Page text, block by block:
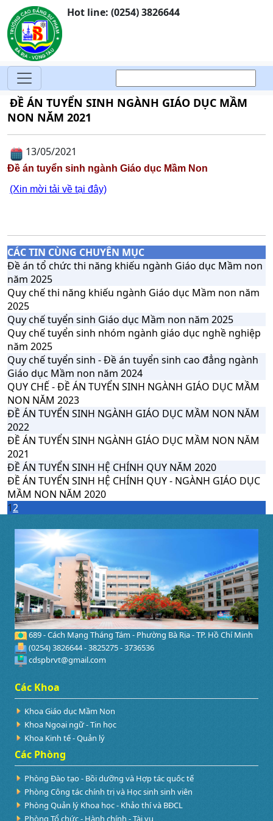
Hot line: (0254) 3826644
ĐỀ ÁN TUYỂN SINH NGÀNH GIÁO DỤC MẦM
NON NĂM 2021
13/05/2021
Đề án tuyển sinh ngành Giáo dục Mầm Non
(Xin mời tải về tại đây)
CÁC TIN CÙNG CHUYÊN MỤC
Đề án tổ chức thi năng khiếu ngành Giáo dục Mầm non
năm 2025
Quy chế thi năng khiếu ngành Giáo dục Mầm non năm
2025
Quy chế tuyển sinh Giáo dục Mầm non năm 2025
Quy chế tuyển sinh nhóm ngành giáo dục nghề nghiệp
năm 2025
Quy chế tuyển sinh - Đề án tuyển sinh cao đẳng ngành
Giáo dục Mầm non năm 2024
QUY CHẾ - ĐỀ ÁN TUYỂN SINH NGÀNH GIÁO DỤC MẦM
NON NĂM 2023
ĐỀ ÁN TUYỂN SINH NGÀNH GIÁO DỤC MẦM NON NĂM
2022
ĐỀ ÁN TUYỂN SINH NGÀNH GIÁO DỤC MẦM NON NĂM
2021
ĐỀ ÁN TUYỂN SINH HỆ CHÍNH QUY NĂM 2020
ĐỀ ÁN TUYỂN SINH HỆ CHÍNH QUY - NGÀNH GIÁO DỤC
MẦM NON NĂM 2020
12
689 - Cách Mạng Tháng Tám - Phường Bà Rịa - TP. Hồ Chí Minh
(0254) 3826644 - 3825275 - 3736536
cdspbrvt@gmail.com
Các Khoa
Khoa Giáo dục Mầm Non
Khoa Ngoại ngữ - Tin học
Khoa Kinh tế - Quản lý
Các Phòng
Phòng Đào tạo - Bồi dưỡng và Hợp tác quốc tế
Phòng Công tác chính trị và Học sinh sinh viên
Phòng Quản lý Khoa học - Khảo thí và BĐCL
Phòng Tổ chức - Hành chính - Tài vụ